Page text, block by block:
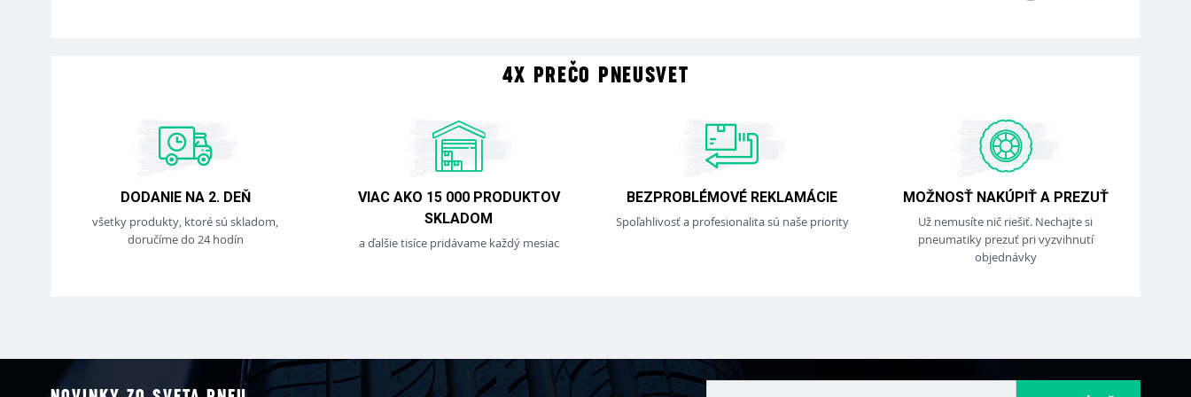
4X PREČO PNEUSVET
DODANIE NA 2. DEŇ
všetky produkty, ktoré sú skladom,
doručíme do 24 hodín
VIAC AKO 15 000 PRODUKTOV
SKLADOM
a ďalšie tisíce pridávame každý mesiac
BEZPROBLÉMOVÉ REKLAMÁCIE
Spoľahlivosť a profesionalita sú naše priority
MOŽNOSŤ NAKÚPIŤ A PREZUŤ
Už nemusíte nič riešiť. Nechajte si
pneumatiky prezuť pri vyzvihnutí
objednávky